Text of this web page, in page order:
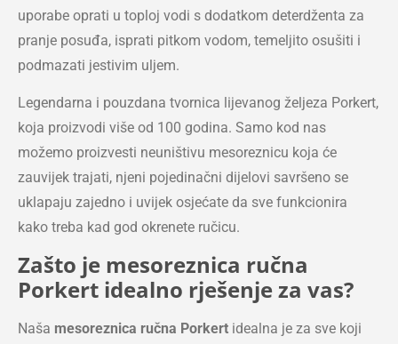
uporabe oprati u toploj vodi s dodatkom deterdženta za
pranje posuđa, isprati pitkom vodom, temeljito osušiti i
podmazati jestivim uljem.
Legendarna i pouzdana tvornica lijevanog željeza Porkert,
koja proizvodi više od 100 godina. Samo kod nas
možemo proizvesti neuništivu mesoreznicu koja će
zauvijek trajati, njeni pojedinačni dijelovi savršeno se
uklapaju zajedno i uvijek osjećate da sve funkcionira
kako treba kad god okrenete ručicu.
Zašto je mesoreznica ručna
Porkert idealno rješenje za vas?
Naša mesoreznica ručna Porkert idealna je za sve koji